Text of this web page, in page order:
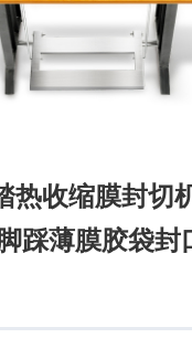
热收缩膜封切
踩薄膜胶袋封